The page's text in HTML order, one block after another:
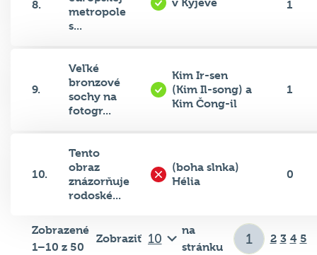
8.
metropole
s...
v Kyjeve 1
9.
Veľké
bronzové
sochy na
fotogr...
Kim Ir-sen
(Kim Il-song) a
Kim Čong-il
1
10.
Tento
obraz
znázorňuje
rodoské...
(boha slnka)
Hélia
0
Zobrazené
1–10 z 50
Zobraziť
na
stránku
2 3 4 5